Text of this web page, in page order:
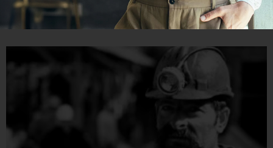
međunarodnoj izložbi "Ekspu 2027" Beograd, gde će predstaviti
i kao državu sa najvećom jezičkom ra...